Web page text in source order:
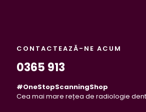
CONTACTEAZĂ-NE ACUM
0365 913
#OneStopScanningShop
Cea mai mare rețea de radiologie